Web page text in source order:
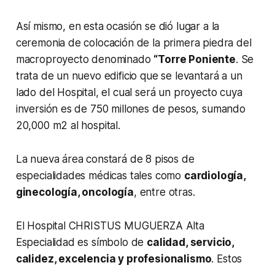
Así mismo, en esta ocasión se dió lugar a la
ceremonia de colocación de la primera piedra del
macroproyecto denominado “Torre Poniente. Se
trata de un nuevo edificio que se levantará a un
lado del Hospital, el cual será un proyecto cuya
inversión es de 750 millones de pesos, sumando
20,000 m2 al hospital.
La nueva área constará de 8 pisos de
especialidades médicas tales como cardiología,
ginecología, oncología, entre otras.
El Hospital CHRISTUS MUGUERZA Alta
Especialidad es símbolo de calidad, servicio,
calidez, excelencia y profesionalismo. Estos